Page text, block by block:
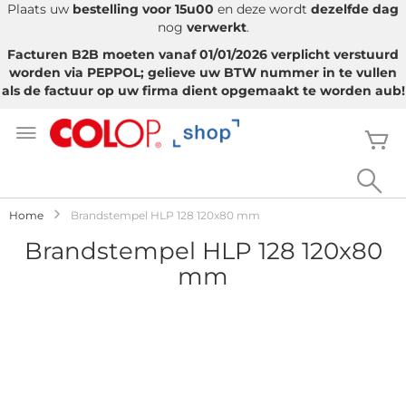
Plaats uw bestelling voor 15u00 en deze wordt dezelfde dag
nog verwerkt.
Facturen B2B moeten vanaf 01/01/2026 verplicht verstuurd
worden via PEPPOL; gelieve uw BTW nummer in te vullen
als de factuur op uw firma dient opgemaakt te worden aub!
naar
Home Brandstempel HLP 128 120x80 mm
Brandstempel HLP 128 120x80
mm